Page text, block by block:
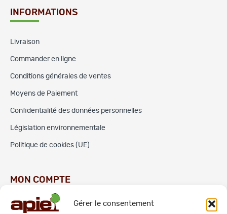
Gérer le consentement
INFORMATIONS
Livraison
Commander en ligne
Conditions générales de ventes
Moyens de Paiement
Confidentialité des données personnelles
Législation environnementale
Politique de cookies (UE)
MON COMPTE
Commandes